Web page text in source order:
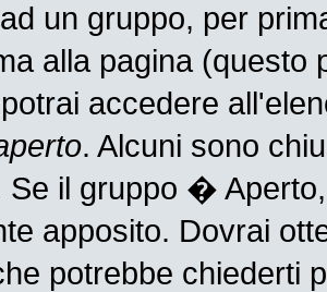
un gruppo, per
alla pagina
accedere
. Alcuni sono
Se il gruppo �
apposito. Dovrai
potrebbe chiederti